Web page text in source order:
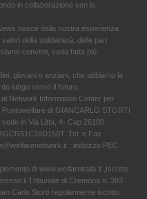
in collaborazione con le
nasce dalla nostra esperienza
della solidarietà, delle pari
convinti, vada fatta più
giovani o anziani, che abbiamo la
lungo verso il futuro.
Network Information Center per
Puntowelfare di GIANCARLO STORTI
in Via Litta, 4- Cap 26100
Tel. e Fax
; indirizzo PEC
di www.welfareitalia.it ,Iscritto
il Tribunale di Cremona n. 393
Carlo Storti regolarmente iscritto